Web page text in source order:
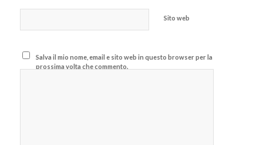
Sito web
Salva il mio nome, email e sito web in questo browser per la
prossima volta che commento.